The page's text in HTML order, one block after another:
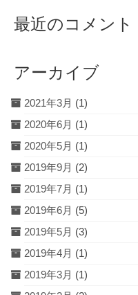
最近のコメント
アーカイブ
2021年3月 (1)
2020年6月 (1)
2020年5月 (1)
2019年9月 (2)
2019年7月 (1)
2019年6月 (5)
2019年5月 (3)
2019年4月 (1)
2019年3月 (1)